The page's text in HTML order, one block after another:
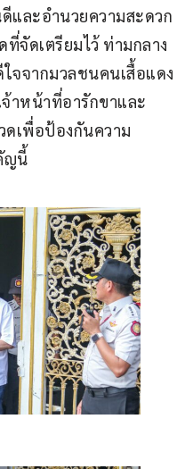
และอำนวยความสะดวก
จัดเตรียมไว้ ท่ามกลาง
ใจจากมวลชนคนเสื้อแดง
าหน้าที่อารักขาและ
ดเพื่อป้องกันความ
ญนี้